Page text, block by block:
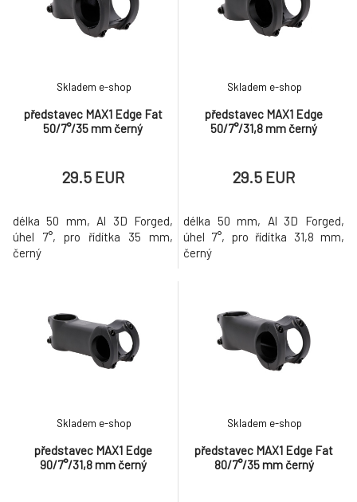
28,6mm. Vyroben z odolné
hliníkové slitiny 6061 ab
představec MAX1 Edge Fat
50/7°/35 mm černý
Skladem e-shop
29.5 EUR
délka 50 mm, Al 3D Forged,
úhel 7°, pro řídítka 35 mm,
černý
představec MAX1 Edge
50/7°/31,8 mm černý
Skladem e-shop
29.5 EUR
délka 50 mm, Al 3D Forged,
úhel 7°, pro řídítka 31,8 mm,
černý
představec MAX1 Edge
90/7°/31,8 mm černý
Skladem e-shop
představec MAX1 Edge Fat
80/7°/35 mm černý
Skladem e-shop